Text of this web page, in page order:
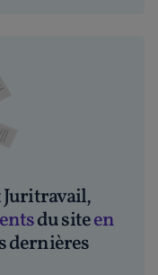
Juritravail,
du siteen
dernières